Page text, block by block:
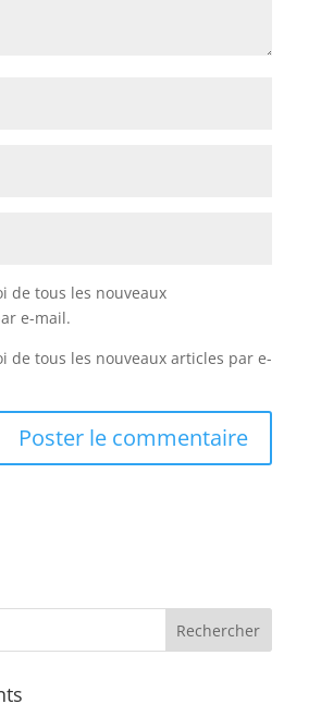
de tous les nouveaux
e-mail.
de tous les nouveaux articles par e-